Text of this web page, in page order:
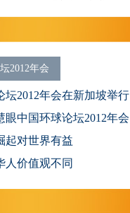
2012年会
坛2012年会在新加坡举行
眼中国环球论坛2012年会
起对世界有益
人价值观不同